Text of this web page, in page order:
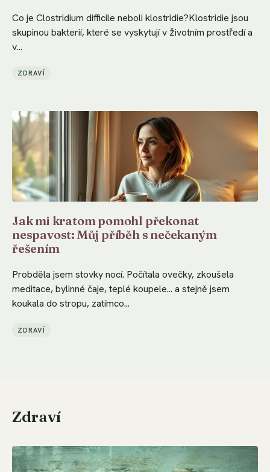
Co je Clostridium difficile neboli klostridie?Klostridie jsou
skupinou bakterií, které se vyskytují v životním prostředí a
v...
ZDRAVÍ
Jak mi kratom pomohl překonat
nespavost: Můj příběh s nečekaným
řešením
Probděla jsem stovky nocí. Počítala ovečky, zkoušela
meditace, bylinné čaje, teplé koupele... a stejně jsem
koukala do stropu, zatímco...
ZDRAVÍ
Zdraví